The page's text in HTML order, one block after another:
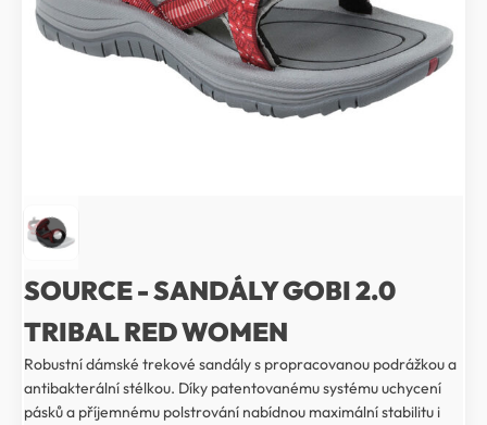
SOURCE - SANDÁLY GOBI 2.0
TRIBAL RED WOMEN
Robustní dámské trekové sandály s propracovanou podrážkou a
antibakterální stélkou. Díky patentovanému systému uchycení
pásků a příjemnému polstrování nabídnou maximální stabilitu i